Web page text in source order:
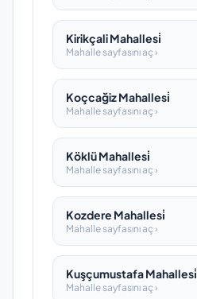
Kirikçali Mahallesi̇
Mahalle sayfasını aç ›
Koçcağiz Mahallesi̇
Mahalle sayfasını aç ›
Köklü Mahallesi̇
Mahalle sayfasını aç ›
Kozdere Mahallesi̇
Mahalle sayfasını aç ›
Kuşçumustafa Mahallesi̇
Mahalle sayfasını aç ›